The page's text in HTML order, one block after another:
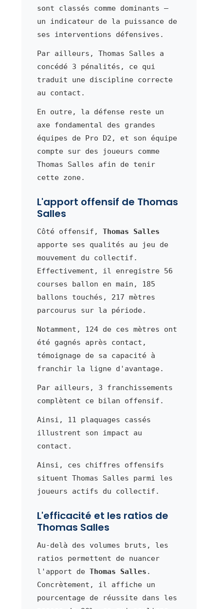
sont classés comme dominants —
un indicateur de la puissance de
ses interventions défensives.
Par ailleurs, Thomas Salles a
concédé 3 pénalités, ce qui
traduit une discipline correcte
au contact.
En outre, la défense reste un
axe fondamental des grandes
équipes de Pro D2, et son équipe
compte sur des joueurs comme
Thomas Salles afin de tenir
cette zone.
L'apport offensif de Thomas
Salles
Côté offensif, Thomas Salles
apporte ses qualités au jeu de
mouvement du collectif.
Effectivement, il enregistre 56
courses ballon en main, 185
ballons touchés, 217 mètres
parcourus sur la période.
Notamment, 124 de ces mètres ont
été gagnés après contact,
témoignage de sa capacité à
franchir la ligne d'avantage.
Par ailleurs, 3 franchissements
complètent ce bilan offensif.
Ainsi, 11 plaquages cassés
illustrent son impact au
contact.
Ainsi, ces chiffres offensifs
situent Thomas Salles parmi les
joueurs actifs du collectif.
L'efficacité et les ratios de
Thomas Salles
Au-delà des volumes bruts, les
ratios permettent de nuancer
l'apport de Thomas Salles .
Concrètement, il affiche un
pourcentage de réussite dans les